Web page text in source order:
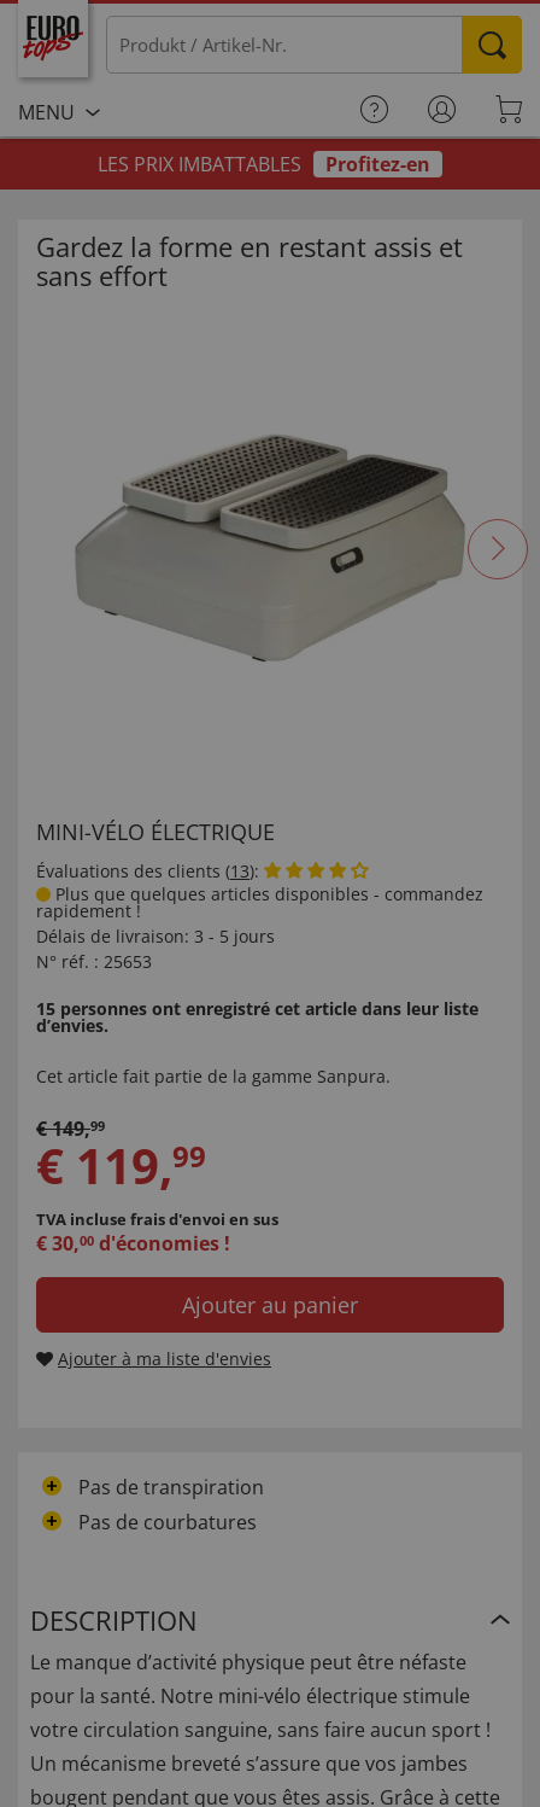
MENU
LES PRIX IMBATTABLES
Profitez-en
Gardez la forme en restant assis et
sans effort
MINI-VÉLO ÉLECTRIQUE
Évaluations des clients (13):
Plus que quelques articles disponibles - commandez
rapidement !
Délais de livraison: 3 - 5 jours
N° réf. : 25653
15 personnes ont enregistré cet article dans leur liste
d’envies.
Cet article fait partie de la gamme Sanpura.
€149,99
€ 119,99
TVA incluse frais d'envoi en sus
€30,00 d'économies !
Ajouter au panier
Ajouter à ma liste d'envies
Pas de transpiration
Pas de courbatures
DESCRIPTION
Le manque d’activité physique peut être néfaste
pour la santé. Notre mini-vélo électrique stimule
votre circulation sanguine, sans faire aucun sport !
Un mécanisme breveté s’assure que vos jambes
bougent pendant que vous êtes assis. Grâce à cette